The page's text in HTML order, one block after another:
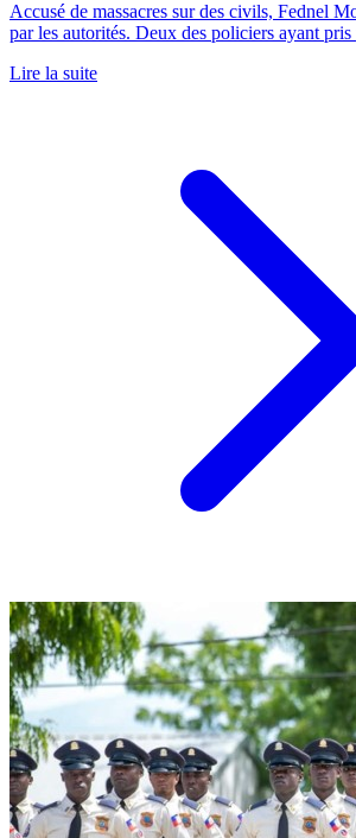
Accusé de massacres sur des civils, Fednel
par les autorités. Deux des policiers ayant pris
Lire la suite